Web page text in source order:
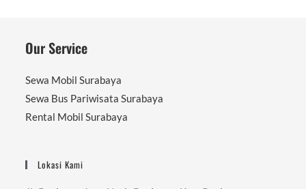
Our Service
Sewa Mobil Surabaya
Sewa Bus Pariwisata Surabaya
Rental Mobil Surabaya
Lokasi Kami